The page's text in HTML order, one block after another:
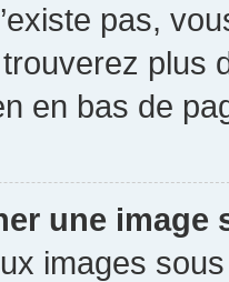
pas,
plus
en bas de
une image
images